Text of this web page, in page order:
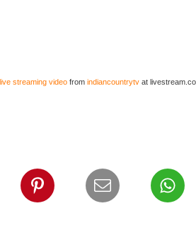
live streaming videofrom indiancountrytvat